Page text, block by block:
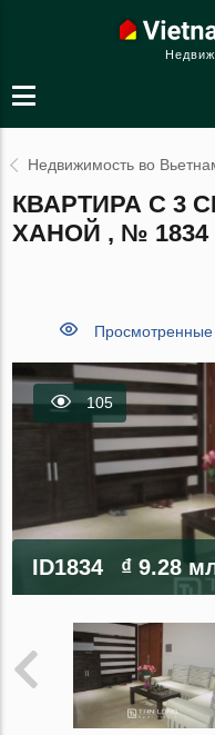
Недвижимость во
КВАРТИРА С 3
ХАНОЙ , № 1834
Просмотренные
105
ID1834 ₫ 9.28